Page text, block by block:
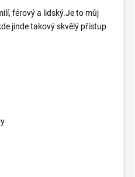
férový a lidský.Je to můj
jinde takový skvělý přístup